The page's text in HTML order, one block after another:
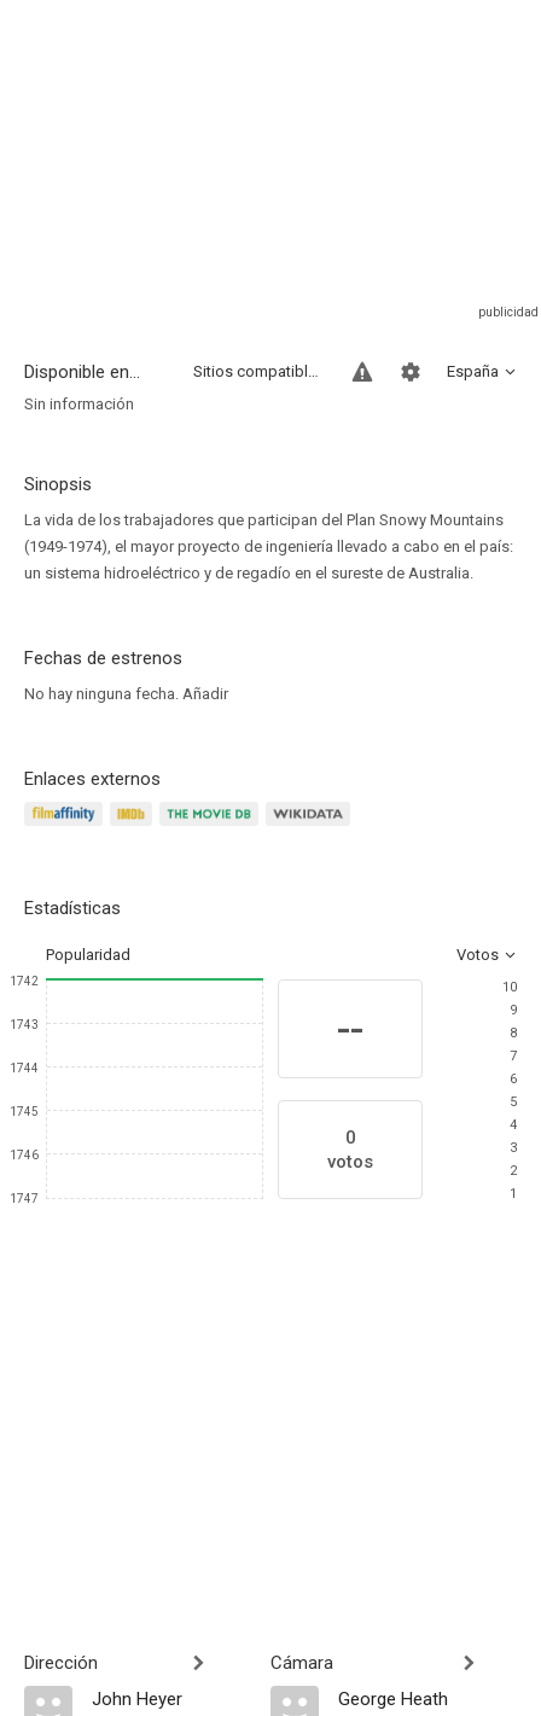
Disponible en... España
Sitios compatibles
Sin información
Sinopsis
La vida de los trabajadores que participan del Plan Snowy Mountains
(1949-1974), el mayor proyecto de ingeniería llevado a cabo en el país:
un sistema hidroeléctrico y de regadío en el sureste de Australia.
Fechas de estrenos
No hay ninguna fecha. Añadir
Enlaces externos
Estadísticas
Popularidad Votos
1742
1743
1744
1745
1746
1747
--
0
votos
10
9
8
7
6
5
4
3
2
1
Dirección
John Heyer
Cámara
George Heath